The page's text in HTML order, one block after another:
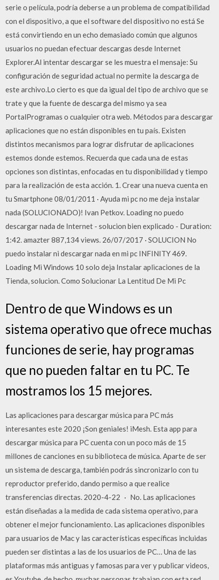
serie o película, podría deberse a un problema de compatibilidad
con el dispositivo, a que el software del dispositivo no está Se
está convirtiendo en un echo demasiado común que algunos
usuarios no puedan efectuar descargas desde Internet
Explorer.Al intentar descargar se les muestra el mensaje: Su
configuración de seguridad actual no permite la descarga de
este archivo.Lo cierto es que da igual del tipo de archivo que se
trate y que la fuente de descarga del mismo ya sea
PortalProgramas o cualquier otra web. Métodos para descargar
aplicaciones que no están disponibles en tu país. Existen
distintos mecanismos para lograr disfrutar de aplicaciones
estemos donde estemos. Recuerda que cada una de estas
opciones son distintas, enfocadas en tu disponibilidad y tiempo
para la realización de esta acción. 1. Crear una nueva cuenta en
tu Smartphone 08/01/2011 · Ayuda mi pc no me deja instalar
nada (SOLUCIONADO)! Ivan Petkov. Loading no puedo
descargar nada de Internet - solucion bien explicado - Duration:
1:42. amazter 887,134 views. 26/07/2017 · SOLUCION No
puedo instalar ni descargar nada en mi pc INFINITY 469.
Loading Mi Windows 10 solo deja Instalar aplicaciones de la
Tienda, solucion. Como Solucionar La Lentitud De Mi Pc
Dentro de que Windows es un
sistema operativo que ofrece muchas
funciones de serie, hay programas
que no pueden faltar en tu PC. Te
mostramos los 15 mejores.
Las aplicaciones para descargar música para PC más
interesantes este 2020 ¡Son geniales! iMesh. Esta app para
descargar música para PC cuenta con un poco más de 15
millones de canciones en su biblioteca de música. Aparte de ser
un sistema de descarga, también podrás sincronizarlo con tu
reproductor preferido, dando permiso a que realice
transferencias directas. 2020-4-22 · No. Las aplicaciones
están diseñadas a la medida de cada sistema operativo, para
obtener el mejor funcionamiento. Las aplicaciones disponibles
para usuarios de Mac y las características específicas incluidas
pueden ser distintas a las de los usuarios de PC… Una de las
plataformas más antiguas y famosas para ver y publicar videos,